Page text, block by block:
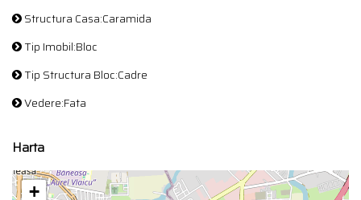
Structura Casa:Caramida
Tip Imobil:Bloc
Tip Structura Bloc:Cadre
Vedere:Fata
Harta
+